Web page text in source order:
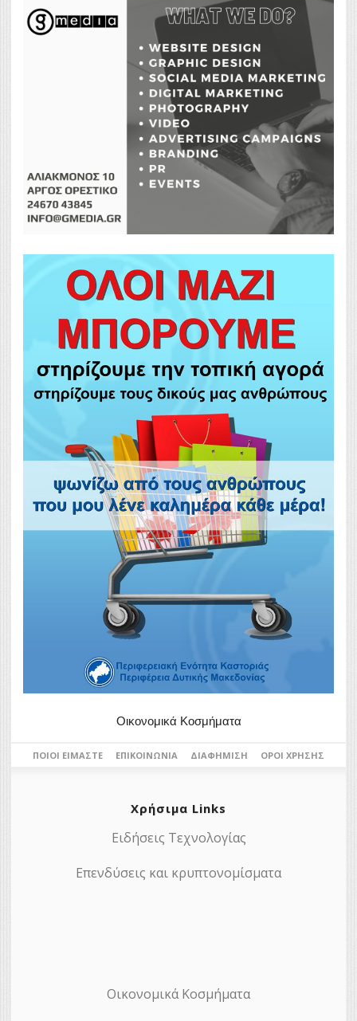
Οικονομικά Κοσμήματα
ΠΟΙΟΙ ΕΊΜΑΣΤΕ ΕΠΙΚΟΙΝΩΝΊΑ ΔΙΑΦΉΜΙΣΗ ΌΡΟΙ ΧΡΉΣΗΣ
Χρήσιμα Links
Ειδήσεις Τεχνολογίας
Επενδύσεις και κρυπτονομίσματα
Οικονομικά Κοσμήματα